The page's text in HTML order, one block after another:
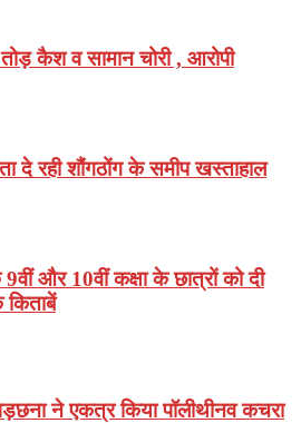
कैश व सामान चोरी , आरोपी
दे रही शौंगठोंग के समीप खस्ताहाल
9वीं और 10वीं कक्षा के छात्रों को दी
किताबें
ने एकत्र किया पॉलीथीनव कचरा